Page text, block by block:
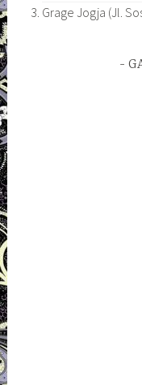
Grage Jogja (Jl.